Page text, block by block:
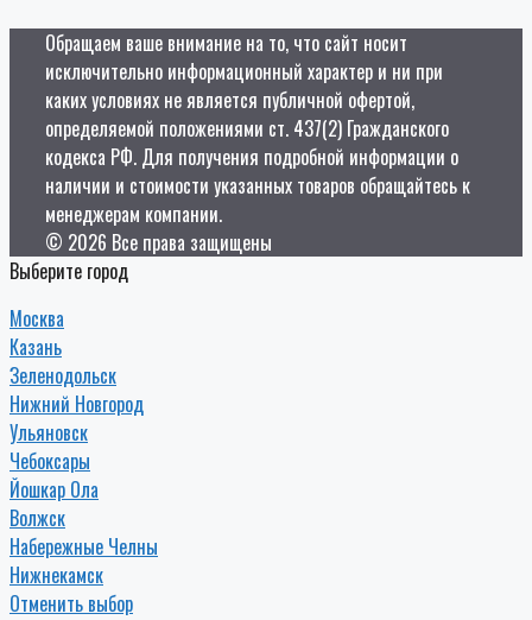
Обращаем ваше внимание на то, что сайт носит
исключительно информационный характер и ни при
каких условиях не является публичной офертой,
определяемой положениями ст. 437(2) Гражданского
кодекса РФ. Для получения подробной информации о
наличии и стоимости указанных товаров обращайтесь к
менеджерам компании.
© 2026 Все права защищены
Выберите город
Москва
Казань
Зеленодольск
Нижний Новгород
Ульяновск
Чебоксары
Йошкар Ола
Волжск
Набережные Челны
Нижнекамск
Отменить выбор